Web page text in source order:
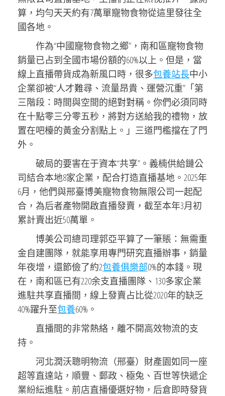
算，均勻天天約有7萬單寵物食物從這里發往全
國各地。
作為“中國寵物食物之鄉”，南和區寵物食物
銷量已占到全國市場份額的60%以上。但是，當
線上直播帶貨成為新風口時，很多包養站長中小
企業卻被“人才難尋、流量昂貴、運營沉重”「第
三階段：時間與空間的絕對對稱。你們必須同時
在十點零三分零五秒，將對方送給我的禮物，放
置在吧檯的黃金分割點上。」三道門檻擋在了門
外。
破局的要害在于資本“共享”。義楠供給鏈公
司結合本地8家企業，配合打造直播基地。2025年
6月，他們與邢臺博美寵物食物無限公司一起配
合，為后者產物開啟直播發賣，截至本年3月初
累計賣出近50萬單。
博美公司總司理郭亞平算了一筆賬：無需重
金自建團隊，就能享用專門研究直播辦事，銷量
年夜增，還節儉了約2包養俱樂部0%的本錢。現
在，南和區已有220余支直播團隊、130多家企業
進駐共享直播間，線上發賣占比從2020年的缺乏
40%躍升至包養60%。
直播間的非常熱絡，離不開高效物流的支
持。
河北潤沃聰明物流（邢臺）財產園如同一座
超等直達站，順豐、郵政、極兔、百世等快遞企
業紛紜進駐。前店直播優選好物，后倉即時發貨